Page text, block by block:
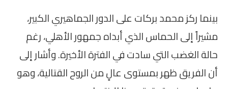
بينما ركز محمد بركات على الدور الجماهيري الكبير،
مشيراً إلى الحماس الذي أبداه جمهور الأهلي، رغم
حالة الغضب التي سادت في الفترة الأخيرة. وأشار إلى
أن الفريق ظهر بمستوى عالٍ من الروح القتالية، وهو